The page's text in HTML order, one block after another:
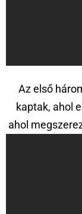
Az első
kaptak, ahol
ahol